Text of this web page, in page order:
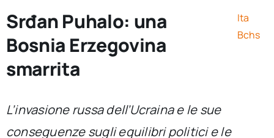
Ricerca e divulgazione
Chi siamo
Srđan Puhalo: una
Bosnia Erzegovina
smarrita
Ita
Bchs
L’invasione russa dell’Ucraina e le sue
conseguenze sugli equilibri politici e le